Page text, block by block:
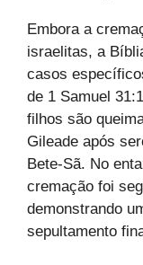
Embora a
israelitas, a
casos
de 1 Samuel
filhos são
Gileade após
Bete-Sã. No
cremação foi
demonstrando
sepultamento